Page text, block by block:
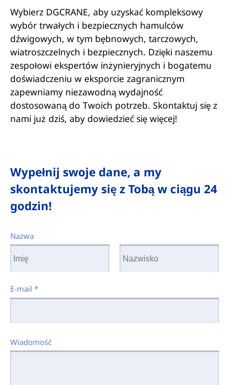
Wybierz DGCRANE, aby uzyskać kompleksowy
wybór trwałych i bezpiecznych hamulców
dźwigowych, w tym bębnowych, tarczowych,
wiatroszczelnych i bezpiecznych. Dzięki naszemu
zespołowi ekspertów inżynieryjnych i bogatemu
doświadczeniu w eksporcie zagranicznym
zapewniamy niezawodną wydajność
dostosowaną do Twoich potrzeb. Skontaktuj się z
nami już dziś, aby dowiedzieć się więcej!
Wypełnij swoje dane, a my
skontaktujemy się z Tobą w ciągu 24
godzin!
Nazwa
E-mail *
Wiadomość